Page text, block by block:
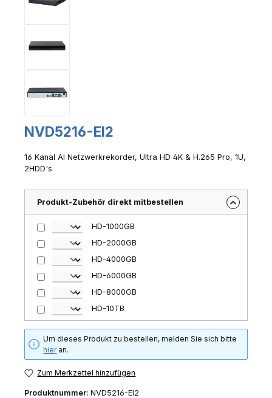
NVD5216-EI2
16 Kanal AI Netzwerkrekorder, Ultra HD 4K & H.265 Pro, 1U,
2HDD's
Produkt-Zubehör direkt mitbestellen
HD-1000GB
HD-2000GB
HD-4000GB
HD-6000GB
HD-8000GB
HD-10TB
Um dieses Produkt zu bestellen, melden Sie sich bitte
hieran.
Zum Merkzettel hinzufügen
Produktnummer: NVD5216-EI2